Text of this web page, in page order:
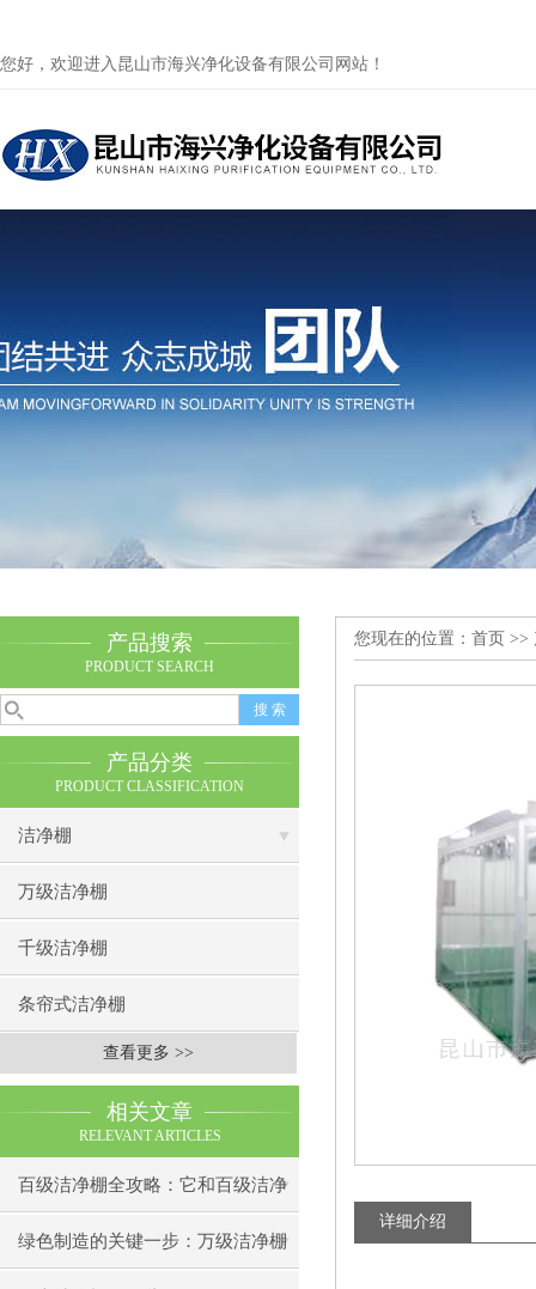
您好，欢迎进入昆山市海兴净化设备有限公司网站！
产品搜索
PRODUCT SEARCH
产品分类
PRODUCT CLASSIFICATION
洁净棚
万级洁净棚
千级洁净棚
条帘式洁净棚
查看更多 >>
相关文章
RELEVANT ARTICLES
百级洁净棚全攻略：它和百级洁净
室到底有什么区别？
绿色制造的关键一步：万级洁净棚
您现在的位置： 首页 >>
详细介绍